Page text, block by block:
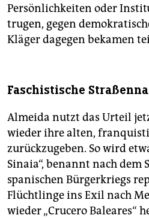
Persönlichkeiten oder
trugen, gegen
Kläger dagegen bekamen
Faschistische
Almeida nutzt das Urteil
wieder ihre alten,
zurückzugeben. So wird
Sinaia“, benannt nach dem
spanischen Bürgerkriegs
Flüchtlinge ins Exil nach
wieder „Crucero Baleares“